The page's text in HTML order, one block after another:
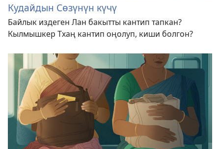
Кудайдын Сөзүнүн күчү
Байлык издеген Лан бакытты кантип тапкан?
Кылмышкер Тхаң кантип оңолуп, киши болгон?